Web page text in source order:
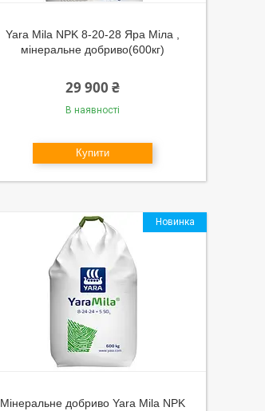
Yara Mila NPK 8-20-28 Яра Міла ,
мінеральне добриво(600кг)
29 900 ₴
В наявності
Купити
Новинка
Мінеральне добриво Yara Mila NPK